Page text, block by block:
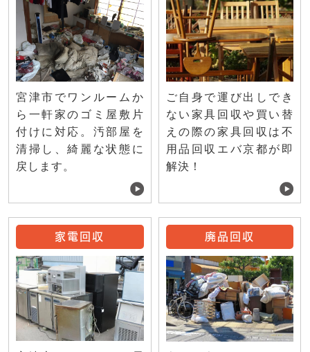
宮津市でワンルームか
ら一軒家のゴミ屋敷片
付けに対応。汚部屋を
清掃し、綺麗な状態に
戻します。
ご自身で運び出しでき
ない家具回収や買い替
えの際の家具回収は不
用品回収エバ京都が即
解決！
家電回収 廃品回収